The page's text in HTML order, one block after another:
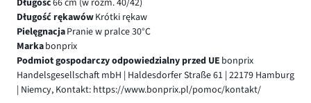
Długość rękawówKrótki rękaw
PielęgnacjaPranie w pralce 30°C
Markabonprix
Podmiot gospodarczy odpowiedzialny przed UE bonprix
Handelsgesellschaft mbH | Haldesdorfer Straße 61 | 22179 Hamburg
| Niemcy, Kontakt: https://www.bonprix.pl/pomoc/kontakt/